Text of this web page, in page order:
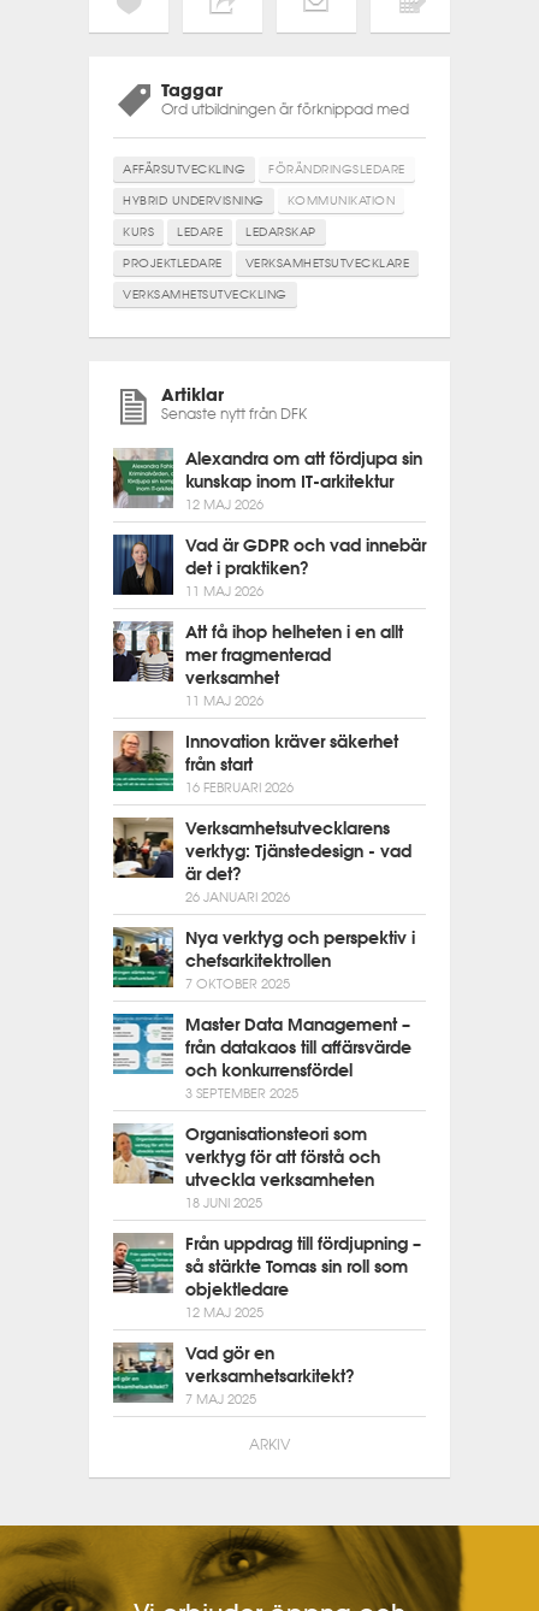
Taggar
Ord utbildningen är förknippad med
AFFÄRSUTVECKLING
FÖRÄNDRINGSLEDARE
HYBRID UNDERVISNING
KOMMUNIKATION
KURS
LEDARE
LEDARSKAP
PROJEKTLEDARE
VERKSAMHETSUTVECKLARE
VERKSAMHETSUTVECKLING
Artiklar
Senaste nytt från DFK
Alexandra om att fördjupa sin
kunskap inom IT-arkitektur
12 MAJ 2026
Vad är GDPR och vad innebär
det i praktiken?
11 MAJ 2026
Att få ihop helheten i en allt
mer fragmenterad
verksamhet
11 MAJ 2026
Innovation kräver säkerhet
från start
16 FEBRUARI 2026
Verksamhetsutvecklarens
verktyg: Tjänstedesign - vad
är det?
26 JANUARI 2026
Nya verktyg och perspektiv i
chefsarkitektrollen
7 OKTOBER 2025
Master Data Management –
från datakaos till affärsvärde
och konkurrensfördel
3 SEPTEMBER 2025
Organisationsteori som
verktyg för att förstå och
utveckla verksamheten
18 JUNI 2025
Från uppdrag till fördjupning –
så stärkte Tomas sin roll som
objektledare
12 MAJ 2025
Vad gör en
verksamhetsarkitekt?
7 MAJ 2025
ARKIV